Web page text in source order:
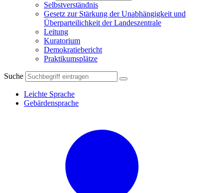
Selbstverständnis
Gesetz zur Stärkung der Unabhängigkeit und
Überparteilichkeit der Landeszentrale
Leitung
Kuratorium
Demokratiebericht
Praktikumsplätze
Suche
Leichte Sprache
Gebärdensprache